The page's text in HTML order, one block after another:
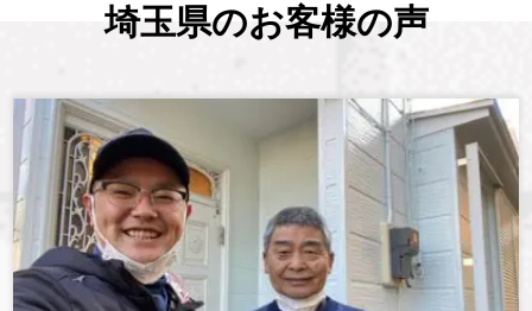
埼玉県のお客様の声